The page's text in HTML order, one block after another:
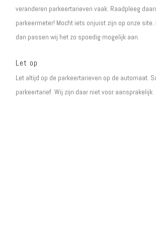
veranderen parkeertarieven vaak. Raadpleeg
parkeermeter! Mocht iets onjuist zijn op onze site.
dan passen wij het zo spoedig mogelijk aan.
Let op
Let altijd op de parkeertarieven op de automaat.
parkeertarief. Wij zijn daar niet voor aansprakelijk.